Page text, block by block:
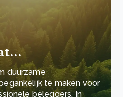
duurzame
te maken voor
beleggers. In